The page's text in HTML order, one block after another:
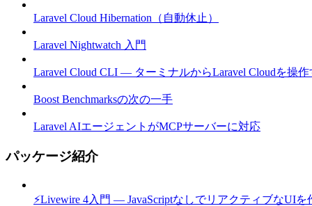
Laravel Cloud Hibernation（自動休止）
Laravel Nightwatch 入門
Laravel Cloud CLI — ターミナルからLaravel Cloudを操作
Boost Benchmarksの次の一手
Laravel AIエージェントがMCPサーバーに対応
パッケージ紹介
⚡Livewire 4入門 — JavaScriptなしでリアクティブなUIを